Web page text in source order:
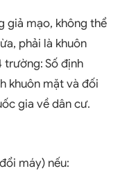
giả mạo, không thể
phải là khuôn
Số định
khuôn mặt và đối
gia về dân cư.
máy) nếu: